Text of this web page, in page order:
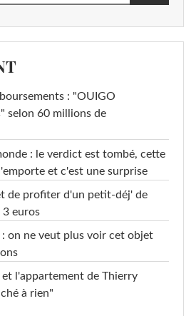
: "OUIGO
selon 60 millions de
: le verdict est tombé, cette
et c'est une surprise
de profiter d'un petit-déj' de
3 euros
on ne veut plus voir cet objet
l'appartement de Thierry
à rien"